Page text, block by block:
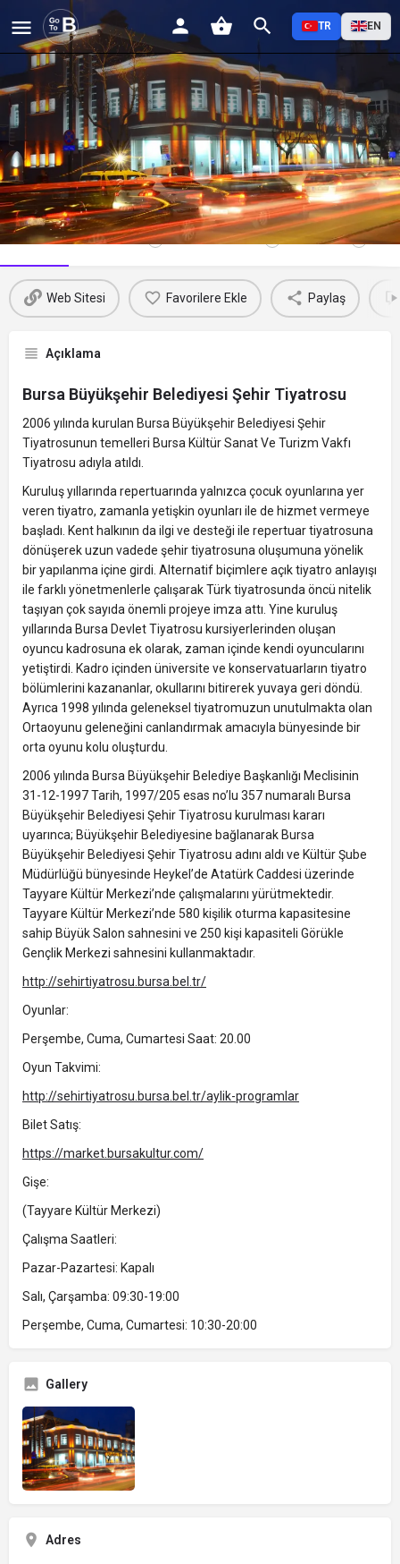
TR EN
Bursa Büyükşehir Belediyesi Şehir
Tiyatrosu
Profil Yorumlar 0 Etkinlikler 0 Jobs 0
Web Sitesi Favorilere Ekle Paylaş
Açıklama
Bursa Büyükşehir Belediyesi Şehir Tiyatrosu
2006 yılında kurulan Bursa Büyükşehir Belediyesi Şehir
Tiyatrosunun temelleri Bursa Kültür Sanat Ve Turizm Vakfı
Tiyatrosu adıyla atıldı.
Kuruluş yıllarında repertuarında yalnızca çocuk oyunlarına yer
veren tiyatro, zamanla yetişkin oyunları ile de hizmet vermeye
başladı. Kent halkının da ilgi ve desteği ile repertuar tiyatrosuna
dönüşerek uzun vadede şehir tiyatrosuna oluşumuna yönelik
bir yapılanma içine girdi. Alternatif biçimlere açık tiyatro anlayışı
ile farklı yönetmenlerle çalışarak Türk tiyatrosunda öncü nitelik
taşıyan çok sayıda önemli projeye imza attı. Yine kuruluş
yıllarında Bursa Devlet Tiyatrosu kursiyerlerinden oluşan
oyuncu kadrosuna ek olarak, zaman içinde kendi oyuncularını
yetiştirdi. Kadro içinden üniversite ve konservatuarların tiyatro
bölümlerini kazananlar, okullarını bitirerek yuvaya geri döndü.
Ayrıca 1998 yılında geleneksel tiyatromuzun unutulmakta olan
Ortaoyunu geleneğini canlandırmak amacıyla bünyesinde bir
orta oyunu kolu oluşturdu.
2006 yılında Bursa Büyükşehir Belediye Başkanlığı Meclisinin
31-12-1997 Tarih, 1997/205 esas no’lu 357 numaralı Bursa
Büyükşehir Belediyesi Şehir Tiyatrosu kurulması kararı
uyarınca; Büyükşehir Belediyesine bağlanarak Bursa
Büyükşehir Belediyesi Şehir Tiyatrosu adını aldı ve Kültür Şube
Müdürlüğü bünyesinde Heykel’de Atatürk Caddesi üzerinde
Tayyare Kültür Merkezi’nde çalışmalarını yürütmektedir.
Tayyare Kültür Merkezi’nde 580 kişilik oturma kapasitesine
sahip Büyük Salon sahnesini ve 250 kişi kapasiteli Görükle
Gençlik Merkezi sahnesini kullanmaktadır.
http://sehirtiyatrosu.bursa.bel.tr/
Oyunlar:
Perşembe, Cuma, Cumartesi Saat: 20.00
Oyun Takvimi:
http://sehirtiyatrosu.bursa.bel.tr/aylik-programlar
Bilet Satış:
https://market.bursakultur.com/
Gişe:
(Tayyare Kültür Merkezi)
Çalışma Saatleri:
Pazar-Pazartesi: Kapalı
Salı, Çarşamba: 09:30-19:00
Perşembe, Cuma, Cumartesi: 10:30-20:00
Gallery
Adres